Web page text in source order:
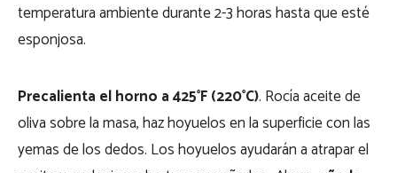
temperatura ambiente durante 2-3 horas hasta que esté
esponjosa.
Precalienta el horno a 425°F (220°C). Rocía aceite de
oliva sobre la masa, haz hoyuelos en la superficie con las
yemas de los dedos. Los hoyuelos ayudarán a atrapar el